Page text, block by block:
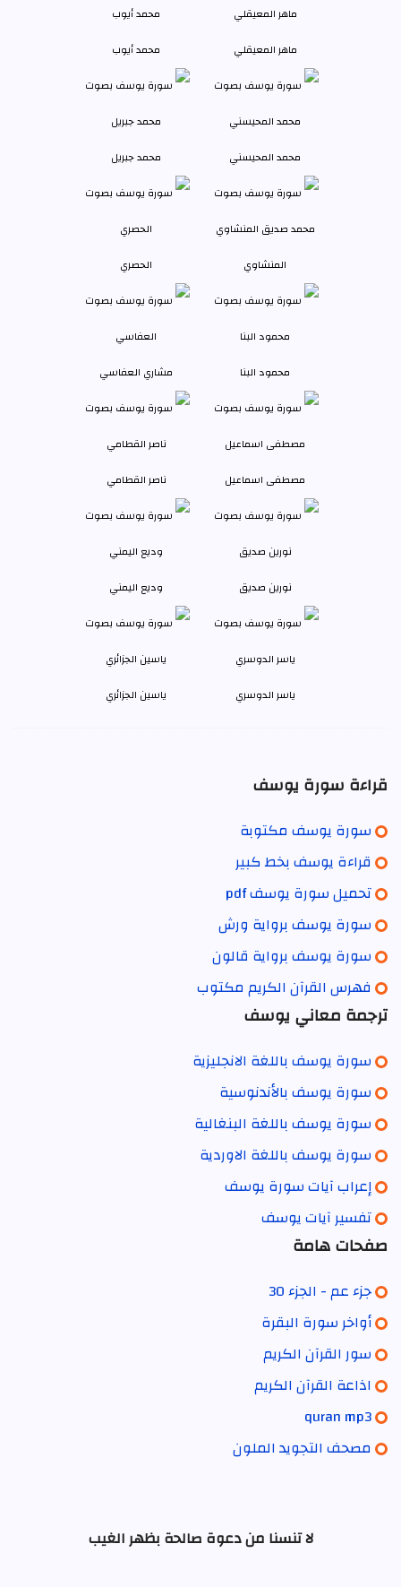
ماهر المعيقلي محمد أيوب
محمد المحيسني محمد جبريل
المنشاوي الحصري
محمود البنا مشاري العفاسي
مصطفى اسماعيل ناصر القطامي
نورين صديق وديع اليمني
ياسر الدوسري ياسين الجزائري
قراءة سورة يوسف
سورة يوسف مكتوبة
قراءة يوسف بخط كبير
تحميل سورة يوسف pdf
سورة يوسف برواية ورش
سورة يوسف برواية قالون
فهرس القرآن الكريم مكتوب
ترجمة معاني يوسف
سورة يوسف باللغة الانجليزية
سورة يوسف بالأندنوسية
سورة يوسف باللغة البنغالية
سورة يوسف باللغة الاوردية
إعراب آيات سورة يوسف
تفسير آيات يوسف
صفحات هامة
جزء عم - الجزء 30
أواخر سورة البقرة
سور القرآن الكريم
اذاعة القرآن الكريم
quran mp3
مصحف التجويد الملون
لا تنسنا من دعوة صالحة بظهر الغيب